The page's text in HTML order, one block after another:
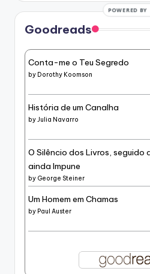
Goodreads
Conta-me o Teu Segredo
by Dorothy Koomson
História de um Canalha
byJulia Navarro
O Silêncio dos Livros, seguido
ainda Impune
by George Steiner
Um Homem em Chamas
by Paul Auster
POWERED BY